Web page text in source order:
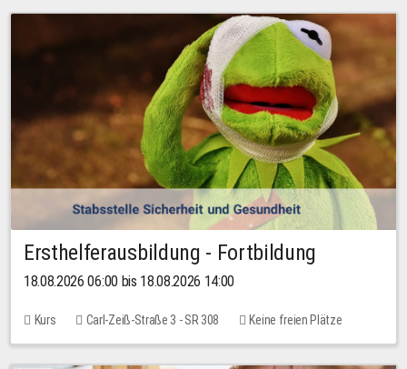
Ersthelferausbildung - Fortbildung
18.08.2026 06:00 bis 18.08.2026 14:00
Kurs Carl-Zeiß-Straße 3 - SR 308 Keine freien Plätze